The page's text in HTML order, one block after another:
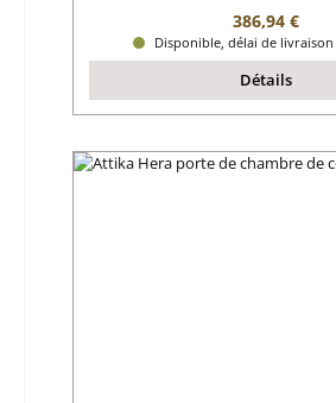
Prix régulier :
386,94 €
Disponible, délai de
Détails